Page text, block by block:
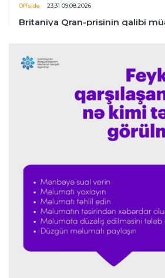
Offside 23:31 09.08.2026
Britaniya Qran-prisinin qalibi
İngiltərə P.L.
Arteta “Arsenal”ın
“Portu” doğma meydanda qalib
Formula-1
Verstappen Niderland Qran-
1"ə qayıdışından danışdı
Rassel “Mercedes”in uğurunun